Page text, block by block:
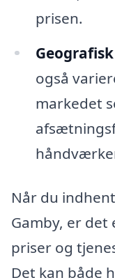
prisen.
også
markedet
Når du
Gamby, er det
priser og
Det kan både